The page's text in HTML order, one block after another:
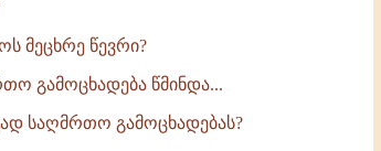
მეცხრე წევრი?
გამოცხადება წმინდა...
საღმრთო გამოცხადებას?